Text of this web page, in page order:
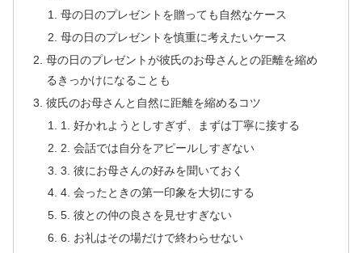
母の日のプレゼントを贈っても自然なケース
母の日のプレゼントを慎重に考えたいケース
母の日のプレゼントが彼氏のお母さんとの距離を縮め
るきっかけになることも
彼氏のお母さんと自然に距離を縮めるコツ
1. 好かれようとしすぎず、まずは丁寧に接する
2. 会話では自分をアピールしすぎない
3. 彼にお母さんの好みを聞いておく
4. 会ったときの第一印象を大切にする
5. 彼との仲の良さを見せすぎない
6. お礼はその場だけで終わらせない